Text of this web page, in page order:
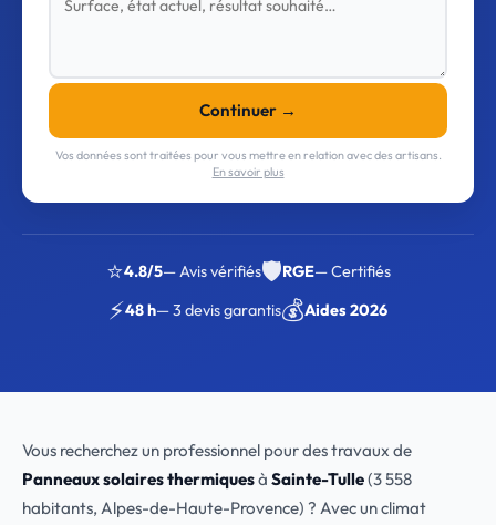
Continuer →
Vos données sont traitées pour vous mettre en relation avec des artisans.
En savoir plus
⭐4.8/5— Avis vérifiés🛡️RGE— Certifiés
⚡48 h— 3 devis garantis💰Aides 2026
Vous recherchez un professionnel pour des travaux de
Panneaux solaires thermiquesà Sainte-Tulle(3 558
habitants, Alpes-de-Haute-Provence) ? Avec un climat